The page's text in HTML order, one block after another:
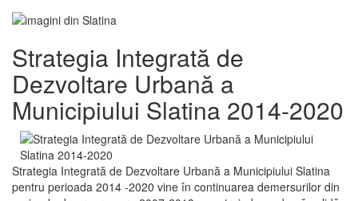
Strategia Integrată de
Dezvoltare Urbană a
Municipiului Slatina 2014-2020
Strategia Integrată de Dezvoltare Urbană a Municipiului Slatina
pentru perioada 2014 -2020 vine în continuarea demersurilor din